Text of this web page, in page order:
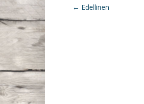
← Edellinen